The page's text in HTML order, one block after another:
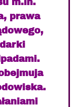
m.in.
prawa